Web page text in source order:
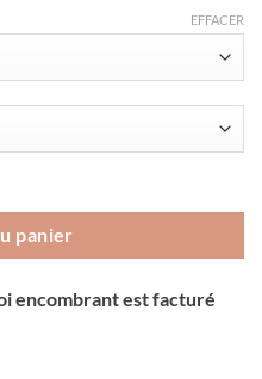
:
EFFACER
panier
encombrant est facturé